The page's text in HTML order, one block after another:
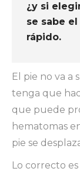
¿y si
se sabe
rápido.
El pie no va a
tenga que
que puede
hematomas
pie se
Lo correcto